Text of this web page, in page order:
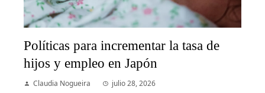
Políticas para incrementar la tasa de
hijos y empleo en Japón
Claudia Nogueira julio 28, 2026